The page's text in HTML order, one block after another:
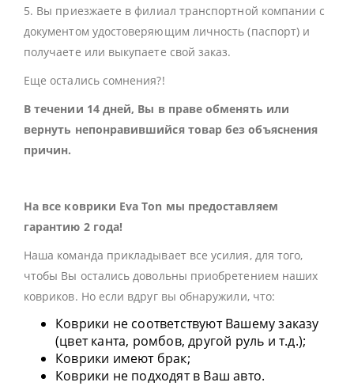
5. Вы приезжаете в филиал транспортной компании с
документом удостоверяющим личность (паспорт) и
получаете или выкупаете свой заказ.
Еще остались сомнения?!
В течении 14 дней, Вы в праве обменять или
вернуть непонравившийся товар без объяснения
причин.
На все коврики Eva Ton мы предоставляем
гарантию 2 года!
Наша команда прикладывает все усилия, для того,
чтобы Вы остались довольны приобретением наших
ковриков. Но если вдруг вы обнаружили, что:
Коврики не соответствуют Вашему заказу
(цвет канта, ромбов, другой руль и т.д.);
Коврики имеют брак;
Коврики не подходят в Ваш авто.